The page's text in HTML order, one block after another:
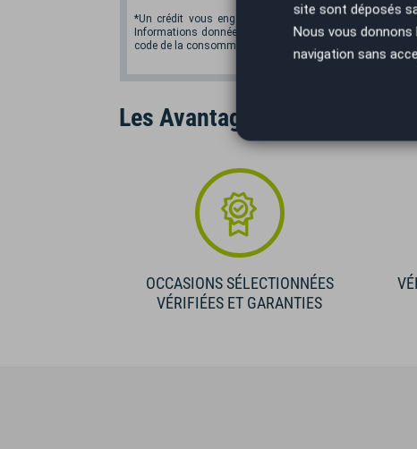
*Un crédit vous engage et doit être remboursé.
Informations données à titre indicatif et non
code de la consommation. Crédit sans assurance. Voir
Les Avantages AutoEasy
OCCASIONS SÉLECTIONNÉES
VÉRIFIÉES ET GARANTIES
site sont déposés
Nous vous
navigation sans